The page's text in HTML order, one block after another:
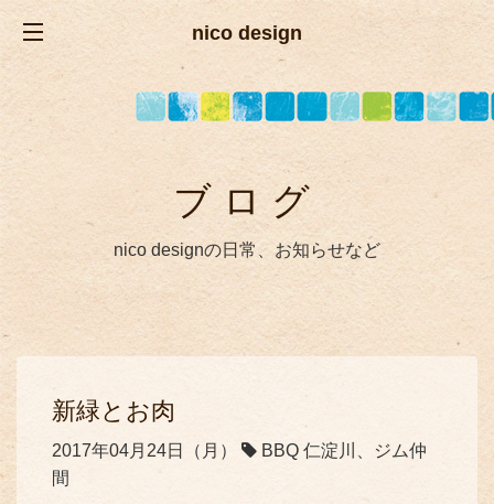
nico design
ブログ
nico designの日常、お知らせなど
新緑とお肉
2017年04月24日（月）
BBQ 仁淀川、ジム仲
間